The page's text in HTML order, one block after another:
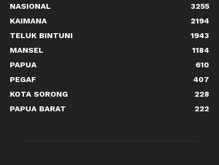
NASIONAL
3255
KAIMANA
2194
TELUK BINTUNI
1943
MANSEL
1184
PAPUA
610
PEGAF
407
KOTA SORONG
228
PAPUA BARAT
222